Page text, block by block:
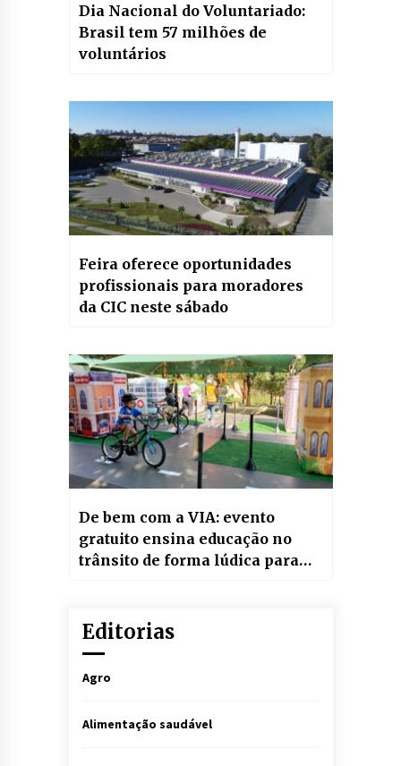
Dia Nacional do Voluntariado:
Brasil tem 57 milhões de
voluntários
Feira oferece oportunidades
profissionais para moradores
da CIC neste sábado
De bem com a VIA: evento
gratuito ensina educação no
trânsito de forma lúdica para
Editorias
Agro
Alimentação saudável